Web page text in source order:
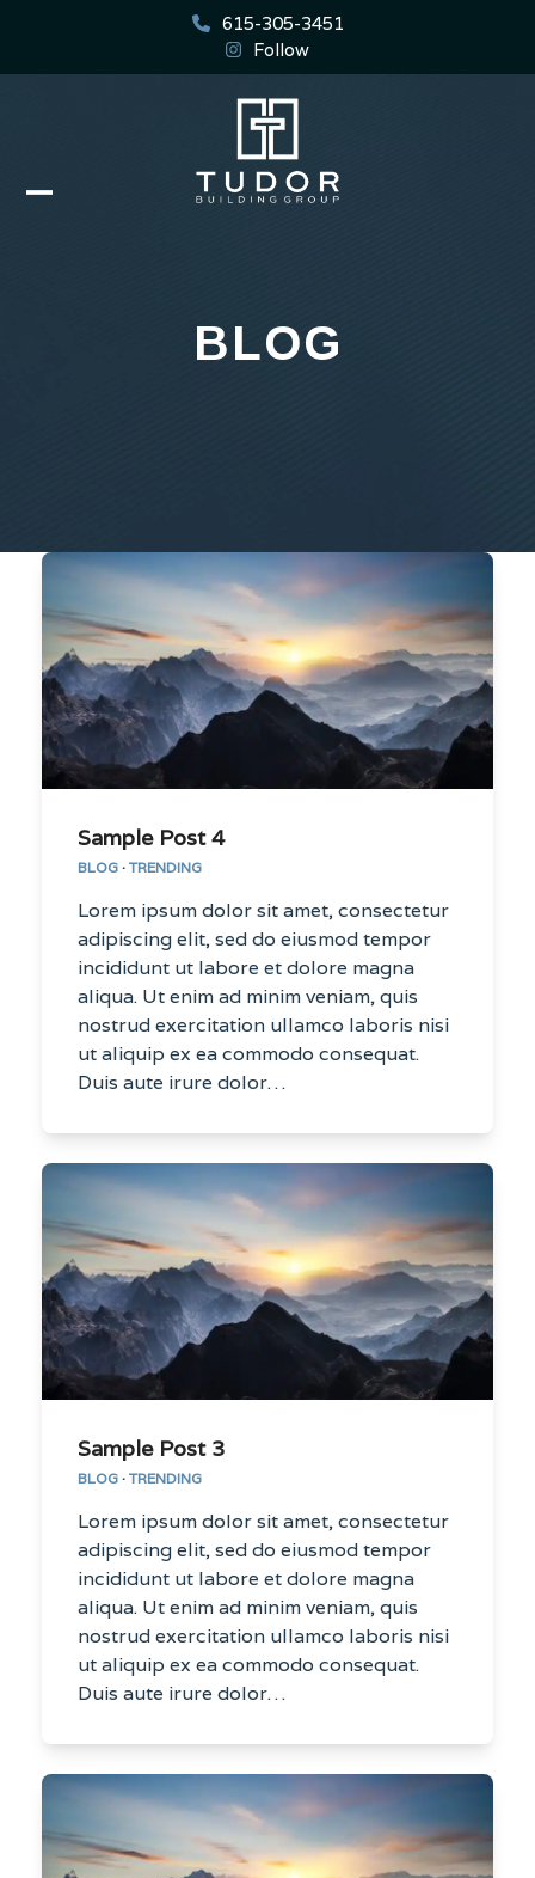
content
615-305-3451
Follow
BLOG
Sample Post 4
BLOG· TRENDING
Lorem ipsum dolor sit amet, consectetur
adipiscing elit, sed do eiusmod tempor
incididunt ut labore et dolore magna
aliqua. Ut enim ad minim veniam, quis
nostrud exercitation ullamco laboris nisi
ut aliquip ex ea commodo consequat.
Duis aute irure dolor…
Sample Post 3
BLOG· TRENDING
Lorem ipsum dolor sit amet, consectetur
adipiscing elit, sed do eiusmod tempor
incididunt ut labore et dolore magna
aliqua. Ut enim ad minim veniam, quis
nostrud exercitation ullamco laboris nisi
ut aliquip ex ea commodo consequat.
Duis aute irure dolor…